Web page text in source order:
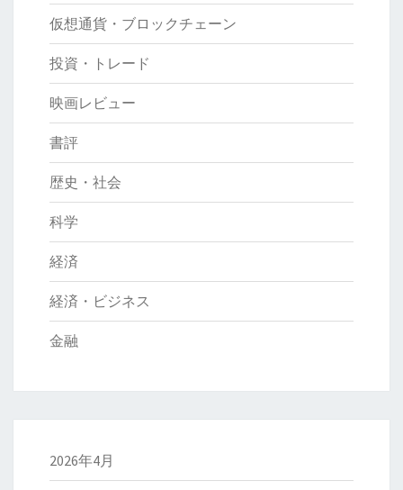
仮想通貨・ブロックチェーン
投資・トレード
映画レビュー
書評
歴史・社会
科学
経済
経済・ビジネス
金融
2026年4月